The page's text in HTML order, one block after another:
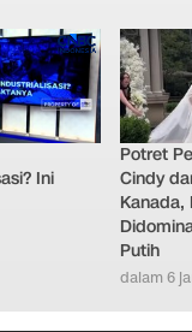
Ini
Potret
Cindy
Kanada,
Putih
dalam 6